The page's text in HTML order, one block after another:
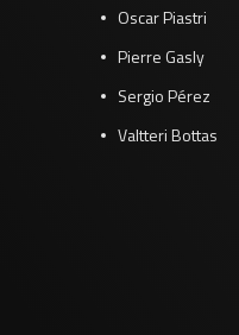
Oscar Piastri
Pierre Gasly
Sergio Pérez
Valtteri Bottas